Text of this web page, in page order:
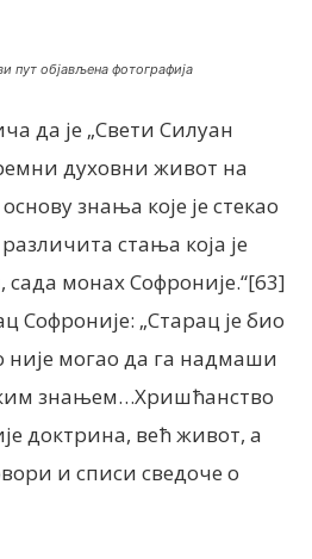
пут објављена фотографија
да је „Свети Силуан
духовни живот на
знања које је стекао
стања која је
монах Софроније.“[63]
Софроније: „Старац је био
могао да га надмаши
знањем…Хришћанство
доктрина, већ живот, а
и списи сведоче о